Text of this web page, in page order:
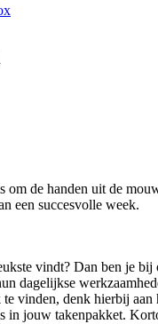
de handen uit de
een succesvolle week.
vindt? Dan ben je
dagelijkse
vinden, denk hierbij
in jouw takenpakket.